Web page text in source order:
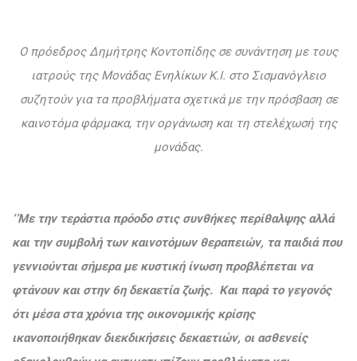
Ο πρόεδρος Δημήτρης Κοντοπίδης σε συνάντηση με τους
ιατρούς της Μονάδας Ενηλίκων Κ.Ι. στο Σισμανόγλειο
συζητούν για τα προβλήματα σχετικά με την πρόσβαση σε
καινοτόμα φάρμακα, την οργάνωση και τη στελέχωσή της
μονάδας.
‘’Με την τεράστια πρόοδο στις συνθήκες περίθαλψης αλλά
και την συμβολή των καινοτόμων θεραπειών, τα παιδιά που
γεννιούνται σήμερα με κυστική ίνωση προβλέπεται να
φτάνουν και στην 6η δεκαετία ζωής. Και παρά το γεγονός
ότι μέσα στα χρόνια της οικονομικής κρίσης
ικανοποιήθηκαν διεκδικήσεις δεκαετιών, οι ασθενείς